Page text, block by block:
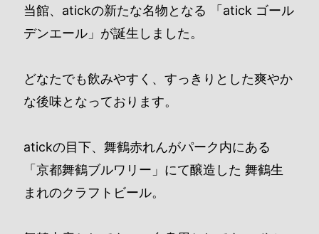
当館、atickの新たな名物となる 「atick ゴール
デンエール」が誕生しました。
どなたでも飲みやすく、すっきりとした爽やか
な後味となっております。
atickの目下、舞鶴赤れんがパーク内にある
「京都舞鶴ブルワリー」にて醸造した 舞鶴生
まれのクラフトビール。